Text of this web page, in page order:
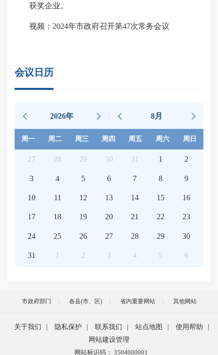
获奖企业。
视频：2024年市政府召开第47次常务会议
会议日历
2026年 8月
周一 周二 周三 周四 周五 周六 周日
27 28 29 30 31 1 2
3 4 5 6 7 8 9
10 11 12 13 14 15 16
17 18 19 20 21 22 23
24 25 26 27 28 29 30
31 1 2 3 4 5 6
市政府部门 各县(市、区) 省内重要网站 其他网站
关于我们 隐私保护 联系我们 站点地图 使用帮助
网站建设管理
网站标识码： 3504000001